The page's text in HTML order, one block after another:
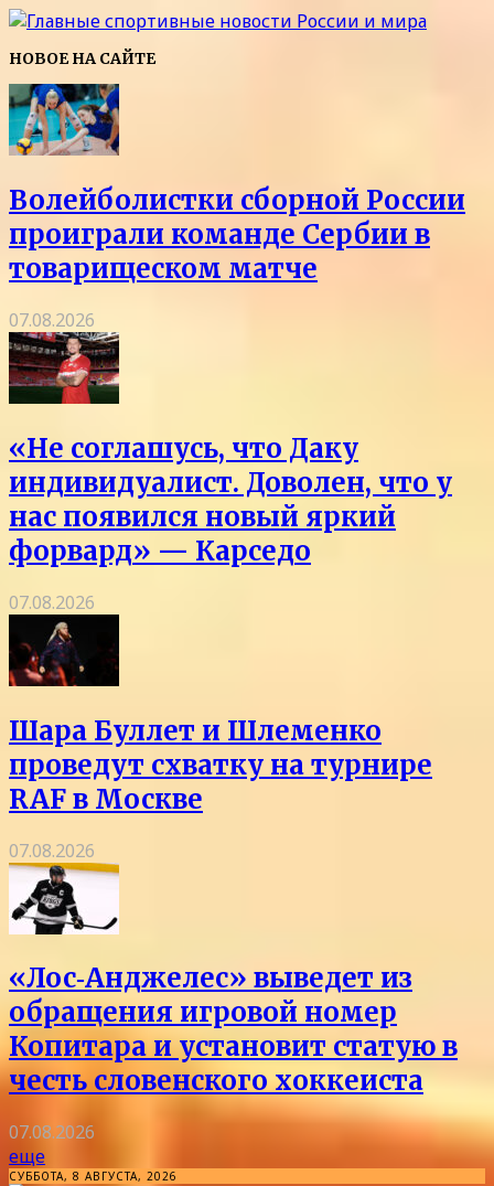
НОВОЕ НА САЙТЕ
Волейболистки сборной России
проиграли команде Сербии в
товарищеском матче
07.08.2026
«Не соглашусь, что Даку
индивидуалист. Доволен, что у
нас появился новый яркий
форвард» — Карседо
07.08.2026
Шара Буллет и Шлеменко
проведут схватку на турнире
RAF в Москве
07.08.2026
«Лос‑Анджелес» выведет из
обращения игровой номер
Копитара и установит статую в
честь словенского хоккеиста
07.08.2026
еще
СУББОТА, 8 АВГУСТА, 2026